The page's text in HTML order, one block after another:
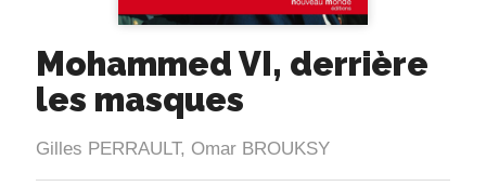
Mohammed VI, derrière
les masques
Gilles PERRAULT, Omar BROUKSY